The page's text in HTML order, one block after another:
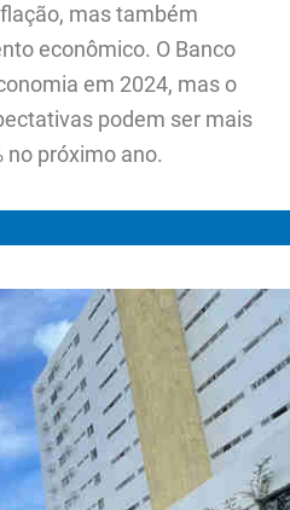
mas também
econômico. O Banco
em 2024, mas o
podem ser mais
no próximo ano.